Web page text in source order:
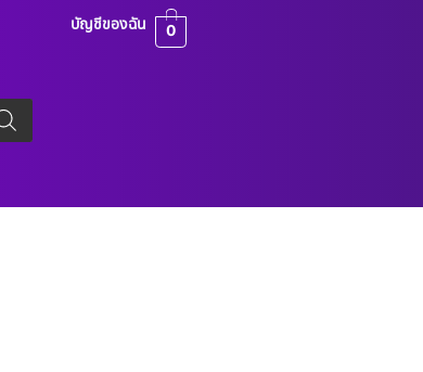
บัญชีของฉัน 0